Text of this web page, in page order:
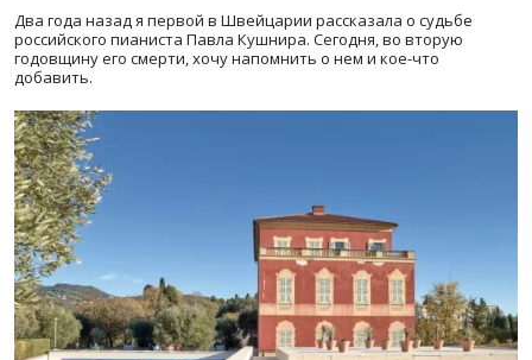
Два года назад я первой в Швейцарии рассказала о судьбе
российского пианиста Павла Кушнира. Сегодня, во вторую
годовщину его смерти, хочу напомнить о нем и кое-что
добавить.